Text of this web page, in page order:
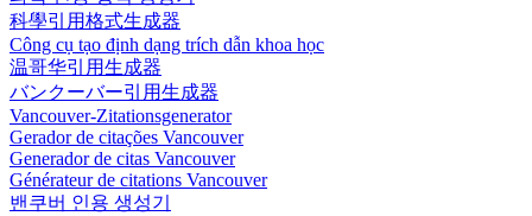
科學引用格式生成器
Công cụ tạo định dạng trích dẫn khoa học
温哥华引用生成器
バンクーバー引用生成器
Vancouver-Zitationsgenerator
Gerador de citações Vancouver
Generador de citas Vancouver
Générateur de citations Vancouver
밴쿠버 인용 생성기